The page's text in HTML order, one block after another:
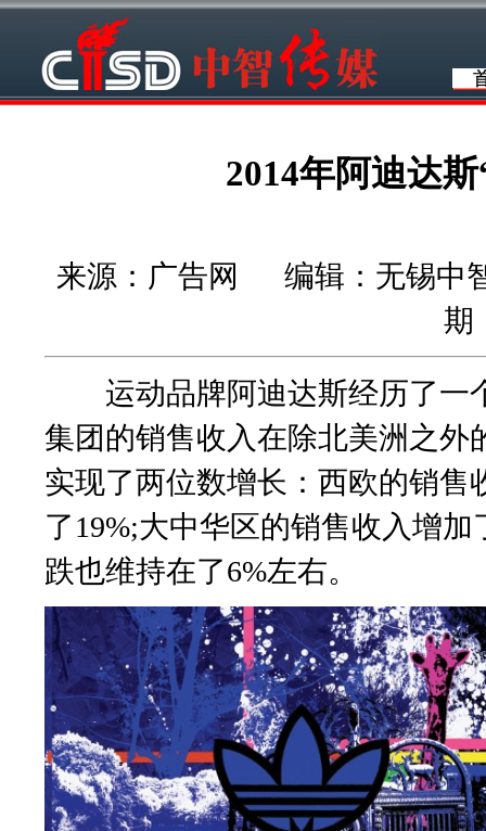
2014年阿迪达
来源：广告网 编辑：无锡中
期
运动品牌阿迪达斯经历了一
集团的销售收入在除北美洲之外
实现了两位数增长：西欧的销售
了19%;大中华区的销售收入增
跌也维持在了6%左右。